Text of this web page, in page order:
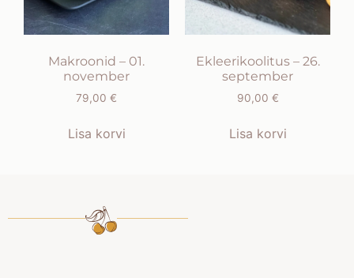
Makroonid – 01.
november
79,00 €
Lisa korvi
Ekleerikoolitus – 26.
september
90,00 €
Lisa korvi